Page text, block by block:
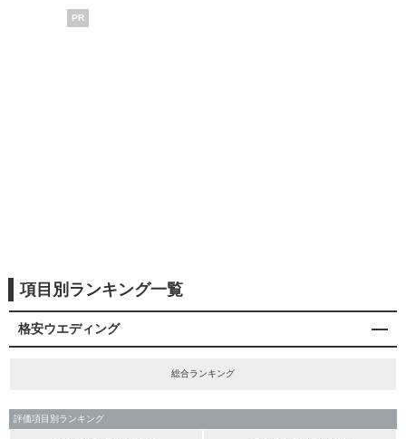
PR
項目別ランキング一覧
格安ウエディング
総合ランキング
評価項目別ランキング